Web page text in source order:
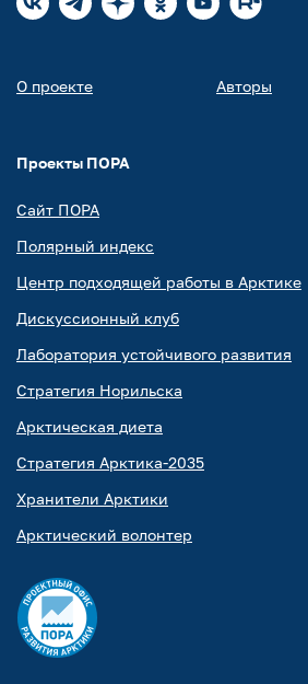
О проекте Авторы
Проекты ПОРА
Сайт ПОРА
Полярный индекс
Центр подходящей работы в Арктике
Дискуссионный клуб
Лаборатория устойчивого развития
Стратегия Норильска
Арктическая диета
Стратегия Арктика-2035
Хранители Арктики
Арктический волонтер